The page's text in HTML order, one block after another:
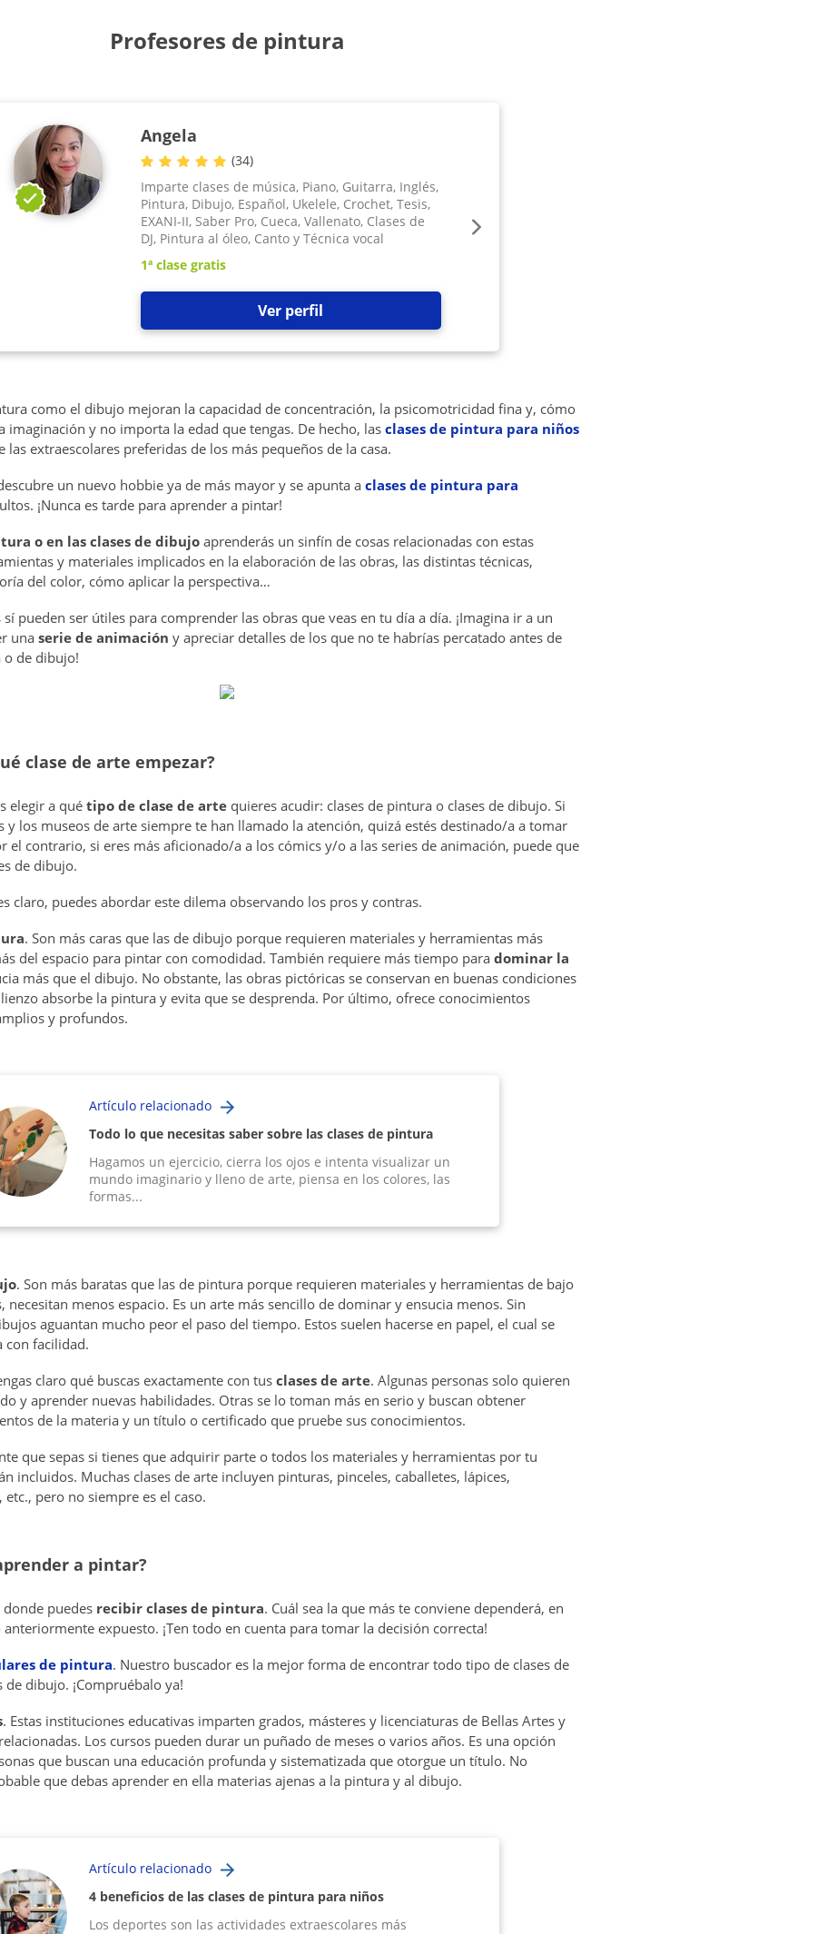
Profesores de pintura
Angela
(34)
Imparte clases de música, Piano, Guitarra, Inglés,
Pintura, Dibujo, Español, Ukelele, Crochet, Tesis,
EXANI-II, Saber Pro, Cueca, Vallenato, Clases de
DJ, Pintura al óleo, Canto y Técnica vocal
1ª clase gratis
Ver perfil
como el dibujo mejoran la capacidad de concentración, la psicomotricidad fina y, cómo
imaginación y no importa la edad que tengas. De hecho, las clases de pintura para niños
las extraescolares preferidas de los más pequeños de la casa.
un nuevo hobbie ya de más mayor y se apunta a clases de pintura para
¡Nunca es tarde para aprender a pintar!
o en las clases de dibujoaprenderás un sinfín de cosas relacionadas con estas
y materiales implicados en la elaboración de las obras, las distintas técnicas,
del color, cómo aplicar la perspectiva…
pueden ser útiles para comprender las obras que veas en tu día a día. ¡Imagina ir a un
unaserie de animación y apreciar detalles de los que no te habrías percatado antes de
o de dibujo!
clase de arte empezar?
elegir a quétipo de clase de arte quieres acudir: clases de pintura o clases de dibujo. Si
y los museos de arte siempre te han llamado la atención, quizá estés destinado/a a tomar
el contrario, si eres más aficionado/a a los cómics y/o a las series de animación, puede que
de dibujo.
claro, puedes abordar este dilema observando los pros y contras.
. Son más caras que las de dibujo porque requieren materiales y herramientas más
del espacio para pintar con comodidad. También requiere más tiempo paradominar la
más que el dibujo. No obstante, las obras pictóricas se conservan en buenas condiciones
absorbe la pintura y evita que se desprenda. Por último, ofrece conocimientos
y profundos.
Artículo relacionado
Todo lo que necesitas saber sobre las clases de pintura
Hagamos un ejercicio, cierra los ojos e intenta visualizar un
mundo imaginario y lleno de arte, piensa en los colores, las
formas...
. Son más baratas que las de pintura porque requieren materiales y herramientas de bajo
necesitan menos espacio. Es un arte más sencillo de dominar y ensucia menos. Sin
aguantan mucho peor el paso del tiempo. Estos suelen hacerse en papel, el cual se
con facilidad.
claro qué buscas exactamente con tus clases de arte. Algunas personas solo quieren
y aprender nuevas habilidades. Otras se lo toman más en serio y buscan obtener
de la materia y un título o certificado que pruebe sus conocimientos.
que sepas si tienes que adquirir parte o todos los materiales y herramientas por tu
incluidos. Muchas clases de arte incluyen pinturas, pinceles, caballetes, lápices,
pero no siempre es el caso.
a pintar?
puedes recibir clases de pintura. Cuál sea la que más te conviene dependerá, en
expuesto. ¡Ten todo en cuenta para tomar la decisión correcta!
de pintura. Nuestro buscador es la mejor forma de encontrar todo tipo de clases de
de dibujo. ¡Compruébalo ya!
. Estas instituciones educativas imparten grados, másteres y licenciaturas de Bellas Artes y
Los cursos pueden durar un puñado de meses o varios años. Es una opción
que buscan una educación profunda y sistematizada que otorgue un título. No
que debas aprender en ella materias ajenas a la pintura y al dibujo.
Artículo relacionado
4 beneficios de las clases de pintura para niños
Los deportes son las actividades extraescolares más